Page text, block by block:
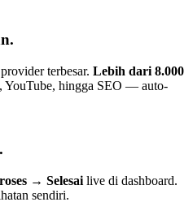
terbesar. Lebih dari 8.000
YouTube, hingga SEO — auto-
→ Selesai live di dashboard.
sendiri.